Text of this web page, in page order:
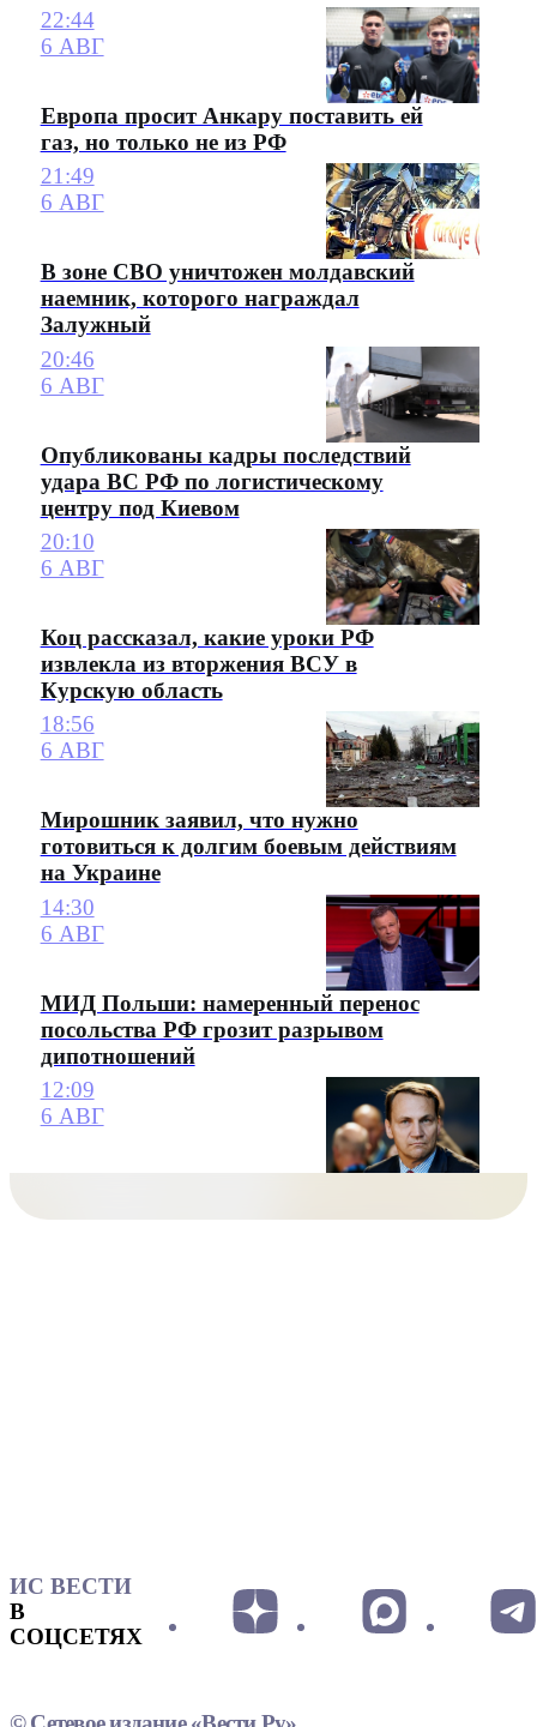
22:44
6 АВГ
Европа просит Анкару поставить ей
газ, но только не из РФ
21:49
6 АВГ
В зоне СВО уничтожен молдавский
наемник, которого награждал
Залужный
20:46
6 АВГ
Опубликованы кадры последствий
удара ВС РФ по логистическому
центру под Киевом
20:10
6 АВГ
Коц рассказал, какие уроки РФ
извлекла из вторжения ВСУ в
Курскую область
18:56
6 АВГ
Мирошник заявил, что нужно
готовиться к долгим боевым действиям
на Украине
14:30
6 АВГ
МИД Польши: намеренный перенос
посольства РФ грозит разрывом
дипотношений
12:09
6 АВГ
ИС ВЕСТИ
В
СОЦСЕТЯХ